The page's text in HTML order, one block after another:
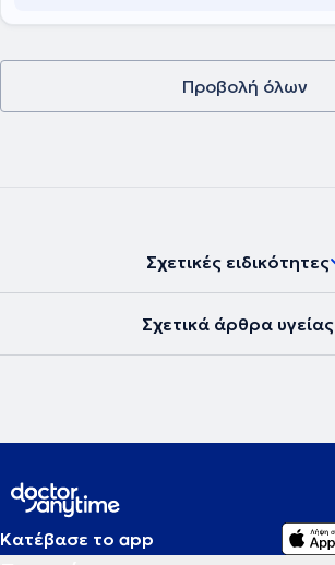
Προβολή όλων
Σχετικές ειδικότητες
Σχετικά άρθρα υγείας
Κατέβασε το app